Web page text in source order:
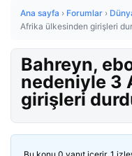
Ana sayfa › Forumlar ›
Afrika ülkesinden girişleri
Bahreyn,
nedeniyle 3
girişleri